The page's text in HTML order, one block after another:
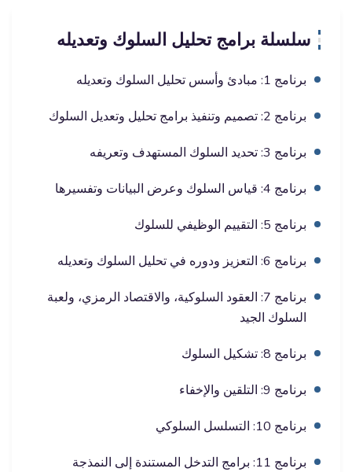
سلسلة برامج تحليل السلوك وتعديله
برنامج 1: مبادئ وأسس تحليل السلوك وتعديله
برنامج 2: تصميم وتنفيذ برامج تحليل وتعديل السلوك
برنامج 3: تحديد السلوك المستهدف وتعريفه
برنامج 4: قياس السلوك وعرض البيانات وتفسيرها
برنامج 5: التقييم الوظيفي للسلوك
برنامج 6: التعزيز ودوره في تحليل السلوك وتعديله
برنامج 7: العقود السلوكية، والاقتصاد الرمزي، ولعبة
السلوك الجيد
برنامج 8: تشكيل السلوك
برنامج 9: التلقين والإخفاء
برنامج 10: التسلسل السلوكي
برنامج 11: برامج التدخل المستندة إلى النمذجة